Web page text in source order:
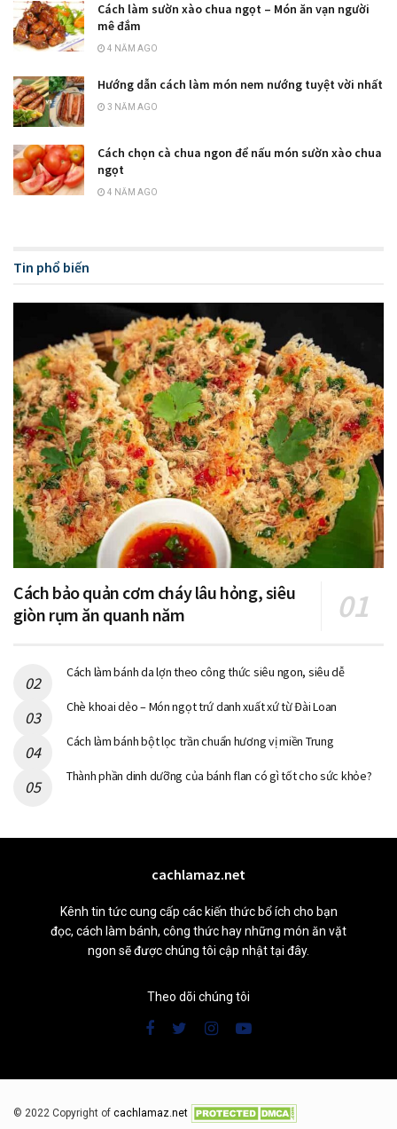
Cách làm sườn xào chua ngọt – Món ăn vạn người
mê đắm
4 NĂM AGO
Hướng dẫn cách làm món nem nướng tuyệt vời nhất
3 NĂM AGO
Cách chọn cà chua ngon để nấu món sườn xào chua
ngọt
4 NĂM AGO
Tin phổ biến
Cách bảo quản cơm cháy lâu hỏng, siêu
giòn rụm ăn quanh năm
Cách làm bánh da lợn theo công thức siêu ngon, siêu dễ
Chè khoai dẻo – Món ngọt trứ danh xuất xứ từ Đài Loan
Cách làm bánh bột lọc trần chuẩn hương vị miền Trung
Thành phần dinh dưỡng của bánh flan có gì tốt cho sức khỏe?
cachlamaz.net
Kênh tin tức cung cấp các kiến thức bổ ích cho bạn
đọc, cách làm bánh, công thức hay những món ăn vặt
ngon sẽ được chúng tôi cập nhật tại đây.
Theo dõi chúng tôi
© 2022 Copyright of cachlamaz.net